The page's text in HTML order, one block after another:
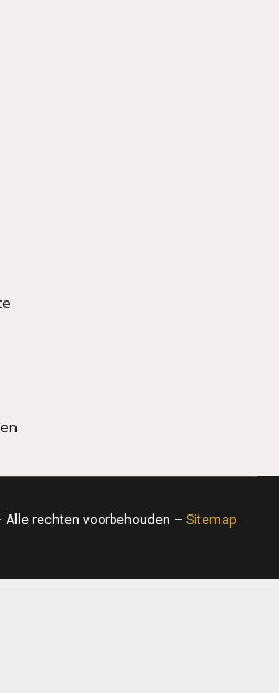
rechten voorbehouden – Sitemap